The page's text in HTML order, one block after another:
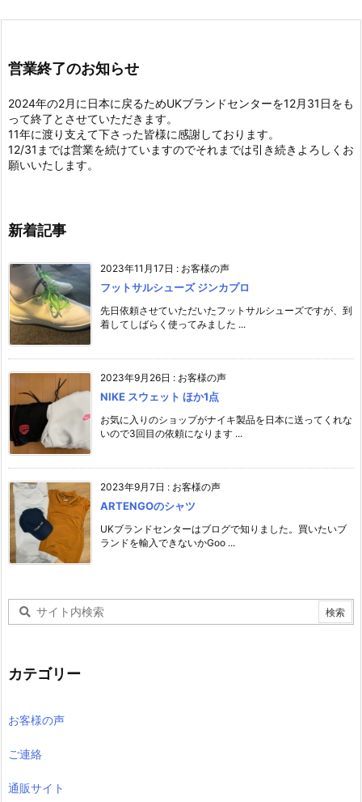
営業終了のお知らせ
2024年の2月に日本に戻るためUKブランドセンターを12月31日をも
って終了とさせていただきます。
11年に渡り支えて下さった皆様に感謝しております。
12/31までは営業を続けていますのでそれまでは引き続きよろしくお
願いいたします。
新着記事
2023年11月17日 : お客様の声
フットサルシューズ ジンカプロ
先日依頼させていただいたフットサルシューズですが、到
着してしばらく使ってみました ...
2023年9月26日 : お客様の声
NIKE スウェット ほか1点
お気に入りのショップがナイキ製品を日本に送ってくれな
いので3回目の依頼になります ...
2023年9月7日 : お客様の声
ARTENGOのシャツ
UKブランドセンターはブログで知りました。買いたいブ
ランドを輸入できないかGoo ...
カテゴリー
お客様の声
ご連絡
通販サイト